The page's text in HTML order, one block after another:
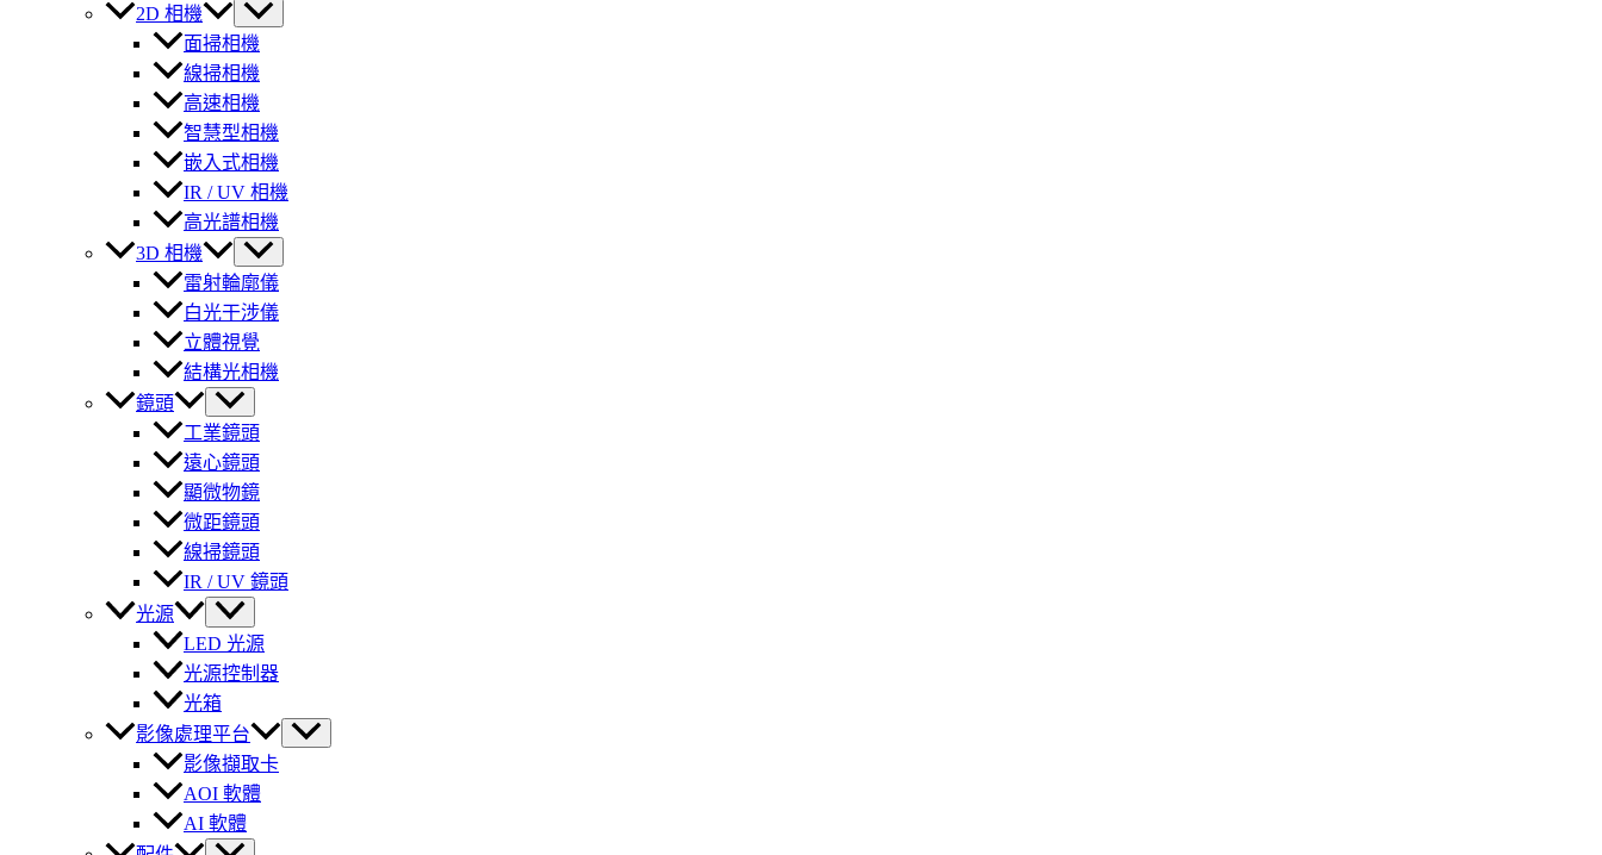
2D 相機
面掃相機
線掃相機
高速相機
智慧型相機
嵌入式相機
IR / UV 相機
高光譜相機
3D 相機
雷射輪廓儀
白光干涉儀
立體視覺
結構光相機
鏡頭
工業鏡頭
遠心鏡頭
顯微物鏡
微距鏡頭
線掃鏡頭
IR / UV 鏡頭
光源
LED 光源
光源控制器
光箱
影像處理平台
影像擷取卡
AOI 軟體
AI 軟體